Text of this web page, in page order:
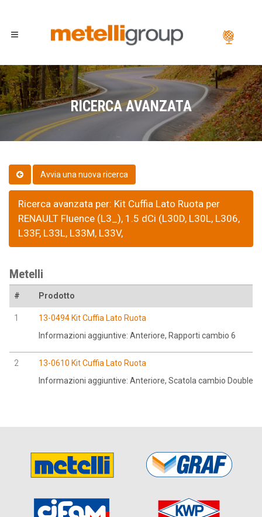
RICERCA AVANZATA
Ricerca avanzata per: Kit Cuffia Lato Ruota per
RENAULT Fluence (L3_), 1.5 dCi (L30D, L30L, L306,
L33F, L33L, L33M, L33V,
Metelli
# Prodotto
1
13-0494 Kit Cuffia Lato Ruota
Informazioni aggiuntive: Anteriore, Rapporti cambio 6
2
13-0610 Kit Cuffia Lato Ruota
Informazioni aggiuntive: Anteriore, Scatola cambio Double